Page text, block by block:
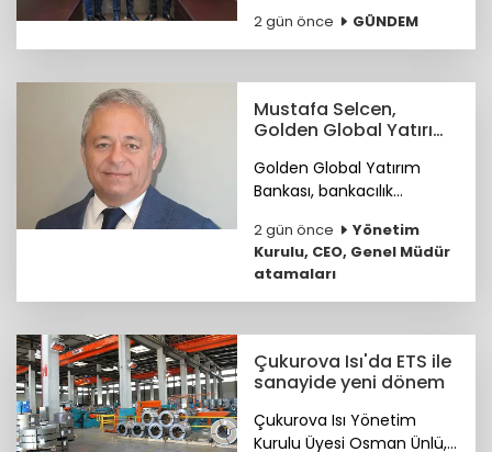
ihracatçıların küresel
pazarlardaki rekabet
ETİD ile TİM arasında iş
birliği protokolü imzalandı.
2 gün önce GÜNDEM
Mustafa Selcen,
Golden Global Yatırım
Golden Global Yatırım
Bankası, bankacılık
deneyime sahip Mustafa
Selcen’i Yönetim Kurulu
Üyesi olarak atadı.
2 gün önce
Yönetim
Kurulu, CEO, Genel Müdür
atamaları
Çukurova Isı'da ETS ile
sanayide yeni dönem
Çukurova Isı Yönetim
Kurulu Üyesi Osman Ünlü,